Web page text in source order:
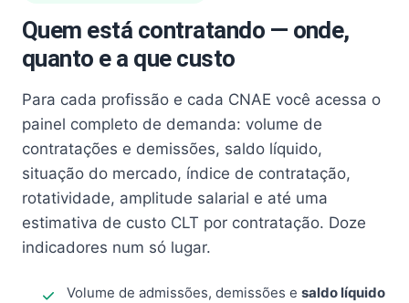
Quem está contratando — onde,
quanto e a que custo
Para cada profissão e cada CNAE você acessa o
painel completo de demanda: volume de
contratações e demissões, saldo líquido,
situação do mercado, índice de contratação,
rotatividade, amplitude salarial e até uma
estimativa de custo CLT por contratação. Doze
indicadores num só lugar.
Volume de admissões, demissões e saldo líquido